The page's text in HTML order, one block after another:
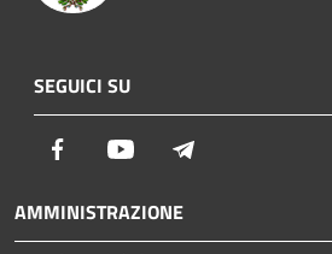
SEGUICI SU
Facebook Youtube
AMMINISTRAZIONE